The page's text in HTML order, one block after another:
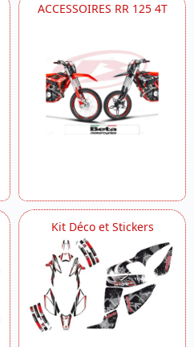
ACCESSOIRES RR 125 4T
Kit Déco et Stickers